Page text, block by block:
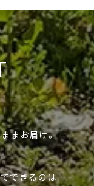
まお届け。
できるのは